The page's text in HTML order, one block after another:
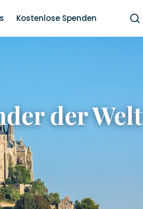
Kostenlose Spenden
der Welt